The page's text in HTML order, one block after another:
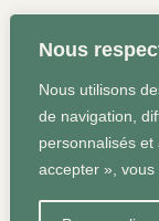
Nous
Nous utilisons
de navigation,
personnalisés
accepter », vous
Le vendredi de
Le samedi de
Conditions
Squeeze your